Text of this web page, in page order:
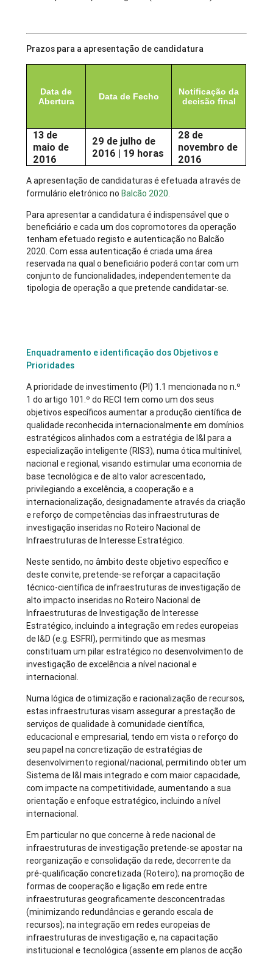
Prazos para a apresentação de candidatura
Data de
Abertura
Data de Fecho
Notificação da
decisão final
13 de
maio de
2016
29 de julho de
2016 | 19 horas
28 de
novembro de
2016
A apresentação de candidaturas é efetuada através de
formulário eletrónico no Balcão 2020.
Para apresentar a candidatura é indispensável que o
beneficiário e cada um dos copromotores da operação
tenham efetuado registo e autenticação no Balcão
2020. Com essa autenticação é criada uma área
reservada na qual o beneficiário poderá contar com um
conjunto de funcionalidades, independentemente da
tipologia de operação a que pretende candidatar-se.
Enquadramento e identificação dos Objetivos e
Prioridades
A prioridade de investimento (PI) 1.1 mencionada no n.º
1 do artigo 101.º do RECI tem como um dos seus
objetivos específicos aumentar a produção científica de
qualidade reconhecida internacionalmente em domínios
estratégicos alinhados com a estratégia de I&I para a
especialização inteligente (RIS3), numa ótica multinível,
nacional e regional, visando estimular uma economia de
base tecnológica e de alto valor acrescentado,
privilegiando a excelência, a cooperação e a
internacionalização, designadamente através da criação
e reforço de competências das infraestruturas de
investigação inseridas no Roteiro Nacional de
Infraestruturas de Interesse Estratégico.
Neste sentido, no âmbito deste objetivo específico e
deste convite, pretende-se reforçar a capacitação
técnico-científica de infraestruturas de investigação de
alto impacto inseridas no Roteiro Nacional de
Infraestruturas de Investigação de Interesse
Estratégico, incluindo a integração em redes europeias
de I&D (e.g. ESFRI), permitindo que as mesmas
constituam um pilar estratégico no desenvolvimento de
investigação de excelência a nível nacional e
internacional.
Numa lógica de otimização e racionalização de recursos,
estas infraestruturas visam assegurar a prestação de
serviços de qualidade à comunidade científica,
educacional e empresarial, tendo em vista o reforço do
seu papel na concretização de estratégias de
desenvolvimento regional/nacional, permitindo obter um
Sistema de I&I mais integrado e com maior capacidade,
com impacte na competitividade, aumentando a sua
orientação e enfoque estratégico, incluindo a nível
internacional.
Em particular no que concerne à rede nacional de
infraestruturas de investigação pretende-se apostar na
reorganização e consolidação da rede, decorrente da
pré-qualificação concretizada (Roteiro); na promoção de
formas de cooperação e ligação em rede entre
infraestruturas geograficamente desconcentradas
(minimizando redundâncias e gerando escala de
recursos); na integração em redes europeias de
infraestruturas de investigação e, na capacitação
institucional e tecnológica (assente em planos de acção